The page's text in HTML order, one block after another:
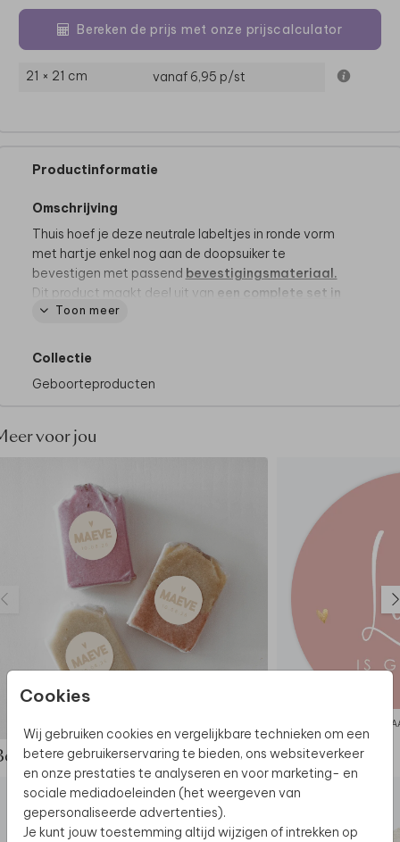
Cookies
Wij gebruiken cookies en vergelijkbare technieken om een
betere gebruikerservaring te bieden, ons websiteverkeer
en onze prestaties te analyseren en voor marketing- en
sociale mediadoeleinden (het weergeven van
gepersonaliseerde advertenties).
Je kunt jouw toestemming altijd wijzigen of intrekken op
Bereken de prijs met onze prijscalculator
21 × 21 cm vanaf 6,95 p/st
Productinformatie
Omschrijving
Thuis hoef je deze neutrale labeltjes in ronde vorm
met hartje enkel nog aan de doopsuiker te
bevestigen met passend bevestigingsmateriaal.
Dit product maakt deel uit van een complete set in
deze stijl.
Toon meer
Collectie
Geboorteproducten
voor jou
de complete set